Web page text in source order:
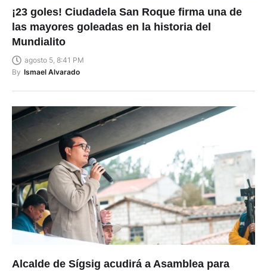
¡23 goles! Ciudadela San Roque firma una de
las mayores goleadas en la historia del
Mundialito
agosto 5, 8:41 PM
By Ismael Alvarado
Alcalde de Sígsig acudirá a Asamblea para